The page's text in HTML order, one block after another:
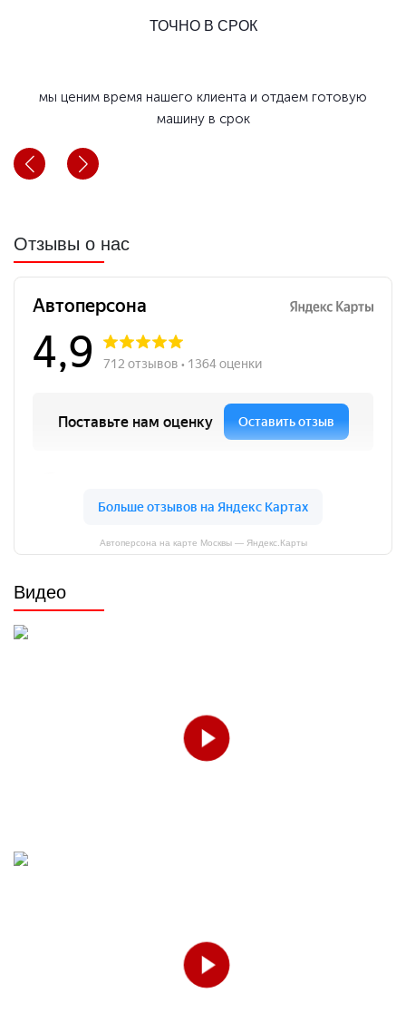
ТОЧНО В СРОК
ценим время нашего клиента и отдаем готовую
машину в срок
Отзывы о нас
Автоперсона на карте Москвы — Яндекс.Карты
Видео